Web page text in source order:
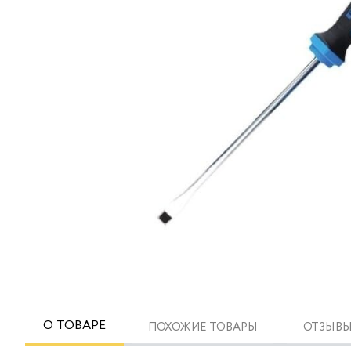
О ТОВАРЕ ПОХОЖИЕ ТОВАРЫ